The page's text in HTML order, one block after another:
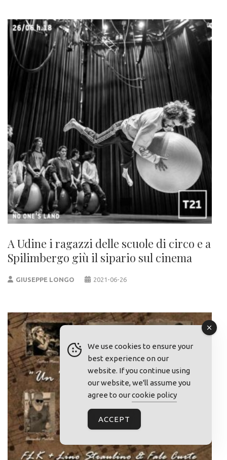
A Udine i ragazzi delle scuole di circo e a
Spilimbergo giù il sipario sul cinema
GIUSEPPE LONGO 2021-06-26
We use cookies to ensure your
best experience on our
website. If you continue using
our website, we'll assume you
agree to ourcookie policy
ACCEPT